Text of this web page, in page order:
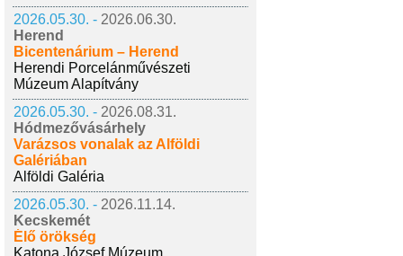
2026.05.30. - 2026.06.30.
Herend
Bicentenárium – Herend
Herendi Porcelánművészeti
Múzeum Alapítvány
2026.05.30. - 2026.08.31.
Hódmezővásárhely
Varázsos vonalak az Alföldi
Galériában
Alföldi Galéria
2026.05.30. - 2026.11.14.
Kecskemét
Élő örökség
Katona József Múzeum